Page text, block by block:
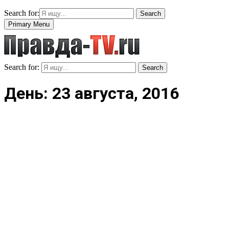
Search for:
Search
Primary Menu
Search for: Search
День: 23 августа, 2016